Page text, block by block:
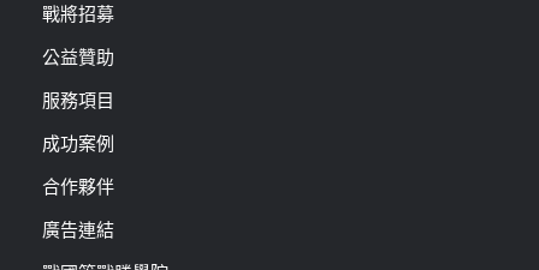
戰將招募
公益贊助
服務項目
成功案例
合作夥伴
廣告連結